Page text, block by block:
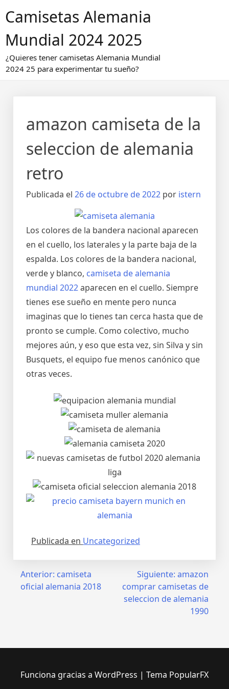
alCamisetas Alemania
Mundial 2024 2025
¿Quieres tener camisetas Alemania Mundial
2024 25 para experimentar tu sueño?
amazon camiseta de la
seleccion de alemania
retro
Publicada el 26 de octubre de 2022 por istern
Los colores de la bandera nacional aparecen
en el cuello, los laterales y la parte baja de la
espalda. Los colores de la bandera nacional,
verde y blanco, camiseta de alemania
mundial 2022aparecen en el cuello. Siempre
tienes ese sueño en mente pero nunca
imaginas que lo tienes tan cerca hasta que de
pronto se cumple. Como colectivo, mucho
mejores aún, y eso que esta vez, sin Silva y sin
Busquets, el equipo fue menos canónico que
otras veces.
Publicada en Uncategorized
Navegación
Anterior: camiseta
oficial alemania 2018
Siguiente: amazon
comprar camisetas de
seleccion de alemania
1990
Funciona gracias a WordPress | Tema PopularFX